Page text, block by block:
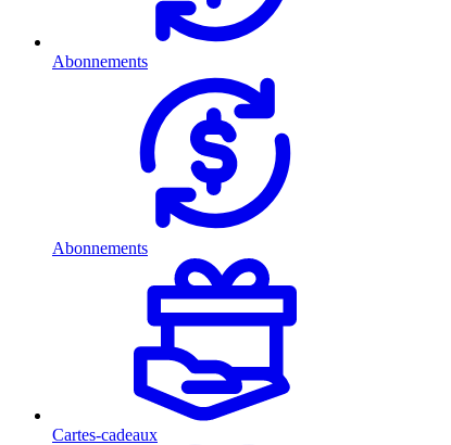
Abonnements
Abonnements
Cartes-cadeaux